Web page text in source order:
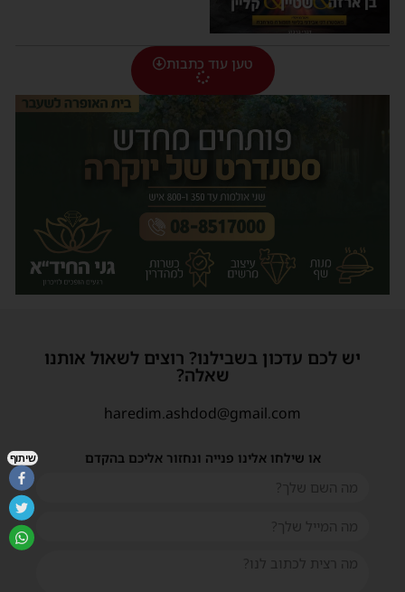
טען עוד כתבות
יש לכם עדכון בשבילנו? רוצים לשאול אותנו
שאלה?
haredim.ashdod@gmail.com
או שילחו אלינו פנייה ונחזור אליכם בהקדם שיתוף